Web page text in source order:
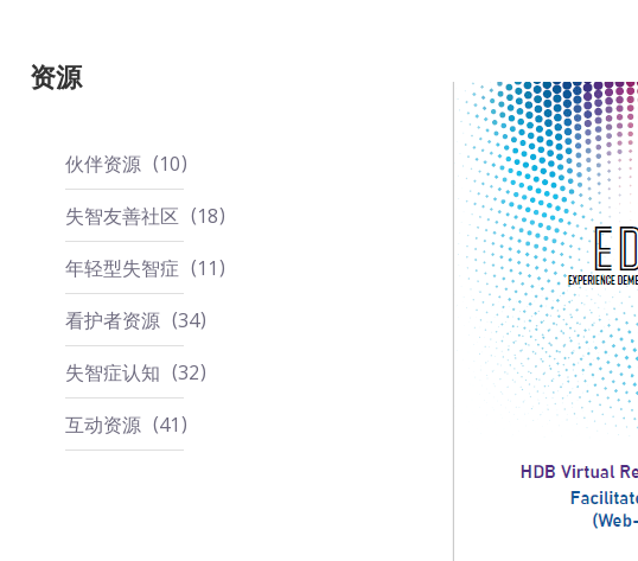
资源
伙伴资源
10
失智友善社区
18
年轻型失智症
11
看护者资源
34
失智症认知
32
互动资源
41